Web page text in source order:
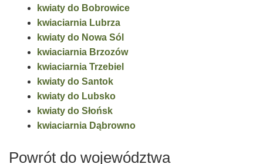
kwiaty do Bobrowice
kwiaciarnia Lubrza
kwiaty do Nowa Sól
kwiaciarnia Brzozów
kwiaciarnia Trzebiel
kwiaty do Santok
kwiaty do Lubsko
kwiaty do Słońsk
kwiaciarnia Dąbrowno
Powrót do województwa